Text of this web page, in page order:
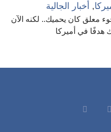
, أخبار الجالية
معلق كان يحميك.. لكنه الآن
هدفًا في أميركا